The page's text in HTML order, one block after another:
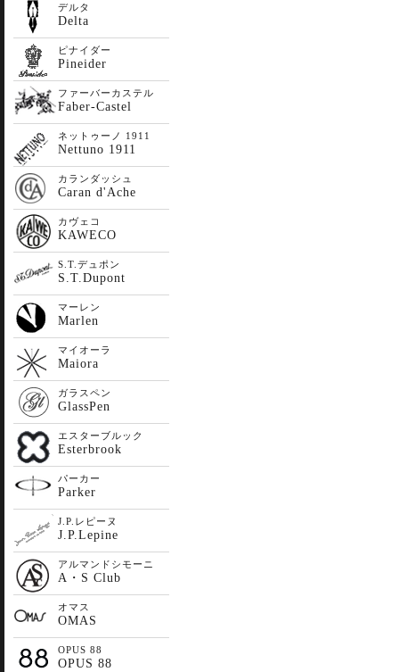
デルタ
Delta
ピナイダー
Pineider
ファーバーカステル
Faber-Castel
ネットゥーノ 1911
Nettuno 1911
カランダッシュ
Caran d'Ache
カヴェコ
KAWECO
S.T.デュポン
S.T.Dupont
マーレン
Marlen
マイオーラ
Maiora
ガラスペン
GlassPen
エスターブルック
Esterbrook
パーカー
Parker
J.P.レピーヌ
J.P.Lepine
アルマンドシモーニ
A・S Club
オマス
OMAS
OPUS 88
OPUS 88